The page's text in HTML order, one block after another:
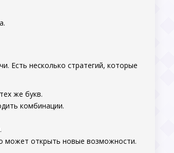
Есть несколько стратегий, которые
же букв.
комбинации.
может открыть новые возможности.